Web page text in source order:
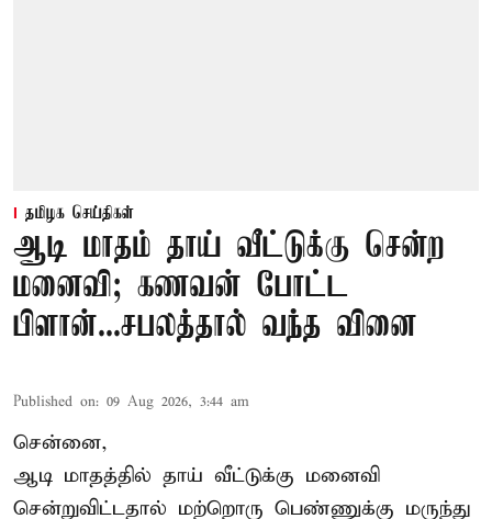
தமிழக செய்திகள்
ஆடி மாதம் தாய் வீட்டுக்கு சென்ற
மனைவி; கணவன் போட்ட
பிளான்...சபலத்தால் வந்த வினை
Published on: 09 Aug 2026, 3:44 am
சென்னை,
ஆடி மாதத்தில் தாய் வீட்டுக்கு மனைவி
சென்றுவிட்டதால் மற்றொரு பெண்ணுக்கு மருந்து